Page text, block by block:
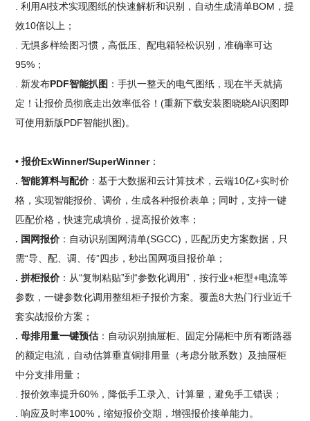
. 利用AI技术实现图纸的快速解析和识别，自动生成清单BOM，提
效10倍以上；
. 无惧多样绘图习惯，高低压、配电箱轻松识别，准确率可达
95%；
. 新发布PDF智能扒图 ：手扒一整天的电气图纸，现在半天就搞
定！让报价员彻底走出效率低谷！(重新下载安装图晓晓AI识图即
可使用新版PDF智能扒图)。
• 报价ExWinner/SuperWinner：
. 智能算料与配价 ：基于大数据和云计算技术，云端10亿+实时价
格，实现智能报价、调价，生成各种报价表单；同时，支持一键
匹配价格，快速完成填价，提高报价效率；
. 国网报价 ：自动识别国网清单(SGCC)，匹配历史方案数据，只
需“导、配、调、传”四步，秒出国网项目报价单；
. 拼柜报价 ：从“复制粘贴”到“参数化调用”，按行业+柜型+电流等
参数，一键参数化调用整组柜子报价方案。覆盖8大热门行业近千
套实战报价方案；
. 母排用量一键预估 ：自动识别抽屉柜、固定分隔柜中所有断路器
的额定电流，自动估算垂直铜排用量（考虑分散系数）及抽屉柜
中分支排用量；
. 报价效率提升60%，降低手工录入、计算量，避免手工错误；
. 响应及时率100%，缩短报价交期，增强报价接单能力。